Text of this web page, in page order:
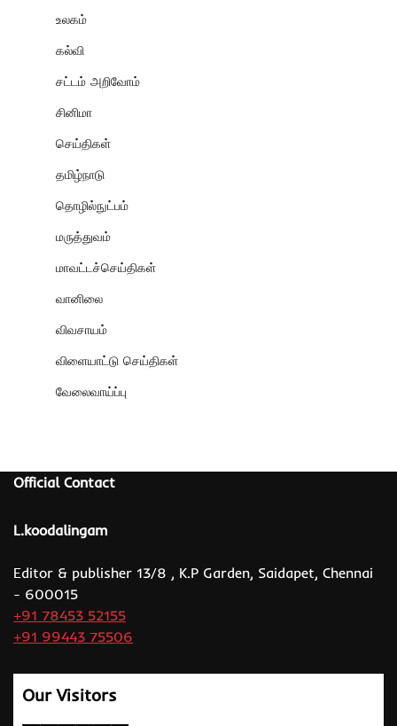
உலகம்
கல்வி
சட்டம் அறிவோம்
சினிமா
செய்திகள்
தமிழ்நாடு
தொழில்நுட்பம்
மருத்துவம்
மாவட்டச்செய்திகள்
வானிலை
விவசாயம்
விளையாட்டு செய்திகள்
வேலைவாய்ப்பு
Official Contact
L.koodalingam
Editor & publisher 13/8 , K.P Garden, Saidapet, Chennai
- 600015
+91 78453 52155
+91 99443 75506
Our Visitors